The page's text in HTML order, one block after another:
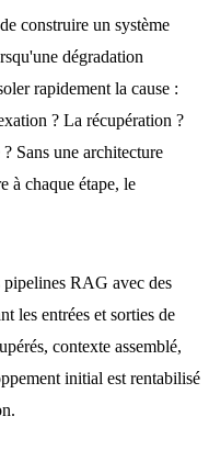
construire un système
dégradation
rapidement la cause :
? La récupération ?
Sans une architecture
à chaque étape, le
pipelines RAG avec des
les entrées et sorties de
contexte assemblé,
initial est rentabilisé